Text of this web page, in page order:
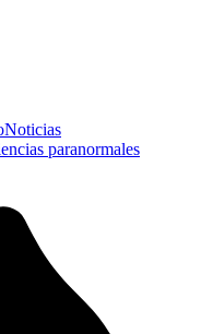
Noticias
paranormales